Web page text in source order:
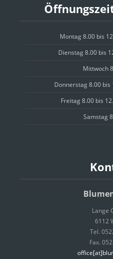
Montag 8.00 bis
Dienstag 8.00 bis
Mittwoch
Donnerstag 8.00 bis
Freitag 8.00 bis
Samstag
Lange
6112
Tel.
Fax.